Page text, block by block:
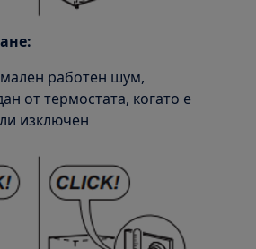
работен шум,
от термостата, когато е
изключен